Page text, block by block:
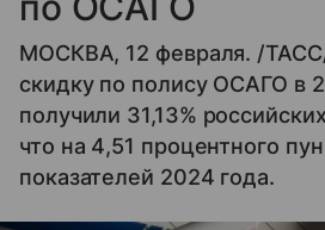
МОСКВА, 12 февраля. /
скидку по полису ОСАГО в
получили 31,13%
что на 4,51 процентного
показателей 2024 года.